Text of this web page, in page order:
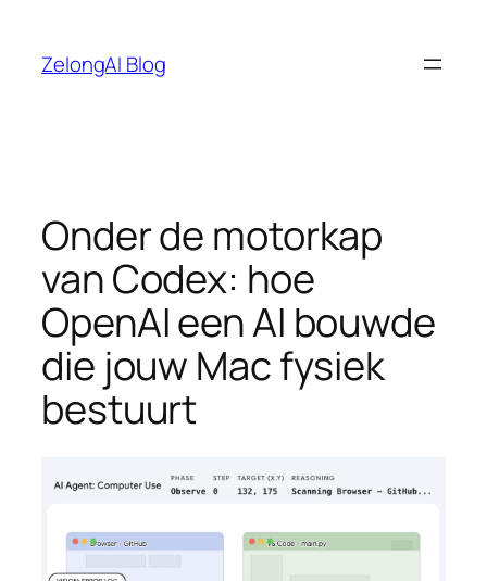
ZelongAI Blog
Onder de motorkap
van Codex: hoe
OpenAI een AI bouwde
die jouw Mac fysiek
bestuurt